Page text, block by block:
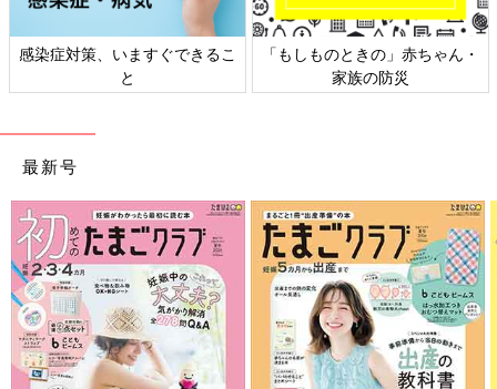
感染症対策、いますぐできるこ
と
「もしものときの」赤ちゃん・
家族の防災
最新号